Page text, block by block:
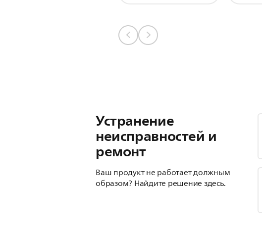
Устранение
неисправностей и
ремонт
Ваш продукт не работает должным
образом? Найдите решение здесь.